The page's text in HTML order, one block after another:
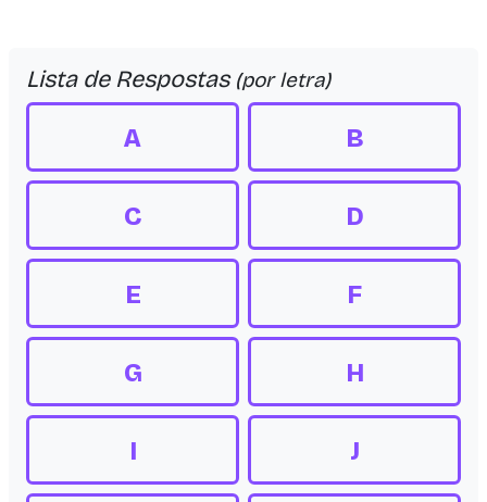
Lista de Respostas (por letra)
A B
C D
E F
G H
I J